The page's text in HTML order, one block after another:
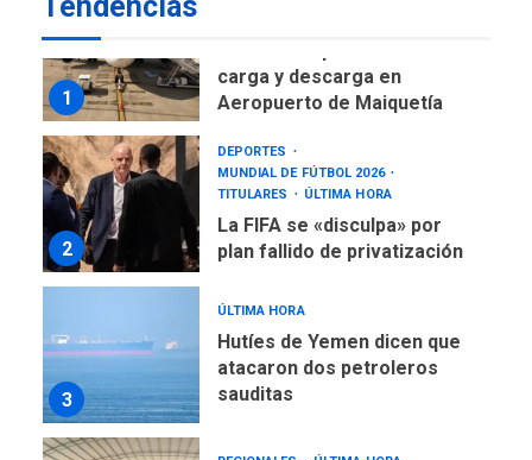
1
carga y descarga en
Aeropuerto de Maiquetía
2
DEPORTES
MUNDIAL DE FÚTBOL 2026
TITULARES
ÚLTIMA HORA
La FIFA se «disculpa» por
plan fallido de privatización
3
ÚLTIMA HORA
Hutíes de Yemen dicen que
atacaron dos petroleros
sauditas